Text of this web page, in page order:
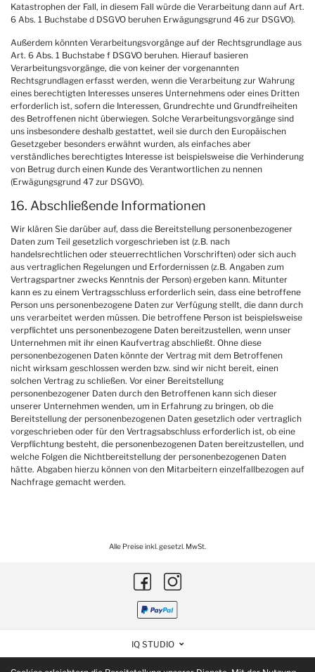
Katastrophen der Fall, in diesem Fall würde die Verarbeitung dann auf Art.
6 Abs. 1 Buchstabe d DSGVO beruhen Erwägungsgrund 46 zur DSGVO).
Außerdem könnten Verarbeitungsvorgänge auf der Rechtsgrundlage aus
Art. 6 Abs. 1 Buchstabe f DSGVO beruhen. Hierauf basieren
Verarbeitungsvorgänge, die von keiner der vorgenannten
Rechtsgrundlagen erfasst werden, wenn die Verarbeitung zur Wahrung
eines berechtigten Interesses unseres Unternehmens oder eines Dritten
erforderlich ist, sofern die Interessen, Grundrechte und Grundfreiheiten
des Betroffenen nicht überwiegen. Solche Verarbeitungsvorgänge sind
uns insbesondere deshalb gestattet, weil sie durch den Europäischen
Gesetzgeber besonders erwähnt wurden, als einfaches aber
verständliches berechtigtes Interesse ist beispielsweise die Verhinderung
von Betrug durch einen Kunde des Verantwortlichen zu nennen
(Erwägungsgrund 47 zur DSGVO).
16. Abschließende Informationen
Wir klären Sie darüber auf, dass die Bereitstellung personenbezogener
Daten zum Teil gesetzlich vorgeschrieben ist (z.B. nach
handelsrechtlichen oder steuerrechtlichen Vorschriften) oder sich auch
aus vertraglichen Regelungen und Erfordernissen (z.B. Angaben zum
Vertragspartner zwecks Kenntnis der Person) ergeben kann. Mitunter
kann es zu einem Vertragsschluss erforderlich sein, dass eine betroffene
Person uns personenbezogene Daten zur Verfügung stellt, die dann durch
uns verarbeitet werden müssen. Die betroffene Person ist beispielsweise
verpflichtet uns personenbezogene Daten bereitzustellen, wenn unser
Unternehmen mit ihr einen Kaufvertrag abschließt. Ohne diese
personenbezogenen Daten könnte der Vertrag mit dem Betroffenen
nicht wirksam geschlossen werden bzw. sind wir nicht bereit, einen
solchen Vertrag zu schließen. Vor einer Bereitstellung
personenbezogener Daten durch den Betroffenen kann sich dieser
unserer Unternehmen wenden, um in Erfahrung zu bringen, ob die
Bereitstellung der personenbezogenen Daten gesetzlich oder vertraglich
vorgeschrieben oder für den Vertragsabschluss erforderlich ist, ob eine
Verpflichtung besteht, die personenbezogenen Daten bereitzustellen, und
welche Folgen die Nichtbereitstellung der personenbezogenen Daten
hätte. Abgaben hierzu können von den Mitarbeitern einzelfallbezogen auf
Nachfrage gemacht werden.
Alle Preise inkl. gesetzl. MwSt.
IQ STUDIO